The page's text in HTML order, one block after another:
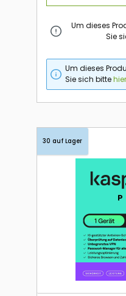
Um dieses
Sie
Um dieses
Sie sich bittehier
30 auf Lager